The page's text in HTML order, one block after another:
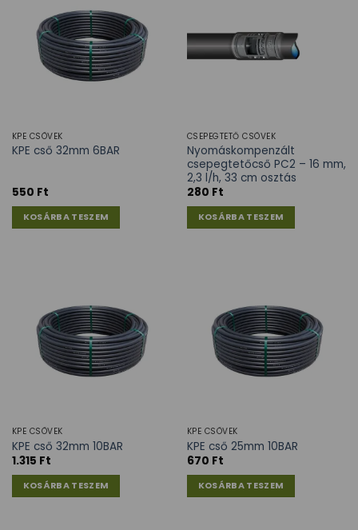
KPE CSÖVEK
KPE cső 32mm 6BAR
550 Ft
KOSÁRBA TESZEM
CSEPEGTETŐ CSÖVEK
Nyomáskompenzált
csepegtetőcső PC2 – 16 mm,
2,3 l/h, 33 cm osztás
280 Ft
KOSÁRBA TESZEM
KPE CSÖVEK
KPE cső 32mm 10BAR
1.315 Ft
KOSÁRBA TESZEM
KPE CSÖVEK
KPE cső 25mm 10BAR
670 Ft
KOSÁRBA TESZEM